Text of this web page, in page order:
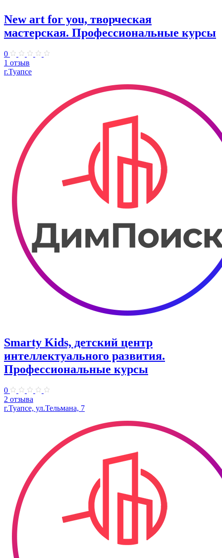
New art for you, творческая
мастерская. Профессиональные курсы
0
1 отзыв
г.Туапсе
Smarty Kids, детский центр
интеллектуального развития.
Профессиональные курсы
0
2 отзыва
г.Туапсе, ул.Тельмана, 7